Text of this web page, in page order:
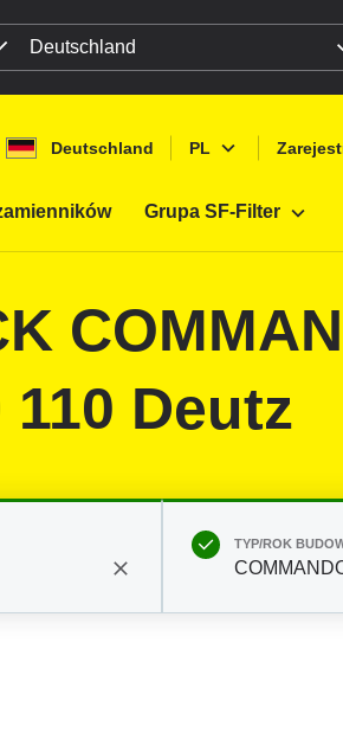
Deutschland
Deutschland PL
English
Polski
Grupa SF-Filter
110 Deutz
TYP/ROK